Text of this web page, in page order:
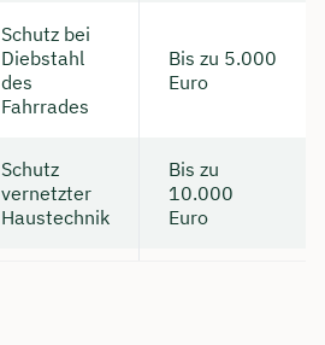
Schutz bei
Diebstahl
des
Fahrrades
Bis zu 5.000
Euro
Schutz
vernetzter
Haustechnik
Bis zu
10.000
Euro